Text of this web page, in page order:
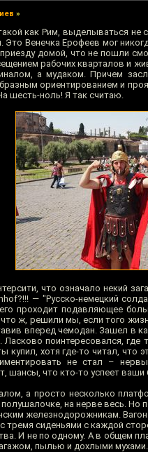
»
как Рим, выделываться
Это Венечка Ерофеев мог
домой, что не пошли
рабочих кварталов и
а мудаком. Причем
ориентированием и
шесть-ноль! Я так считаю.
что означало некий
— "Русско-немецкий
проходит подавляющее
ж, решили мы, если того
вперед чемодан. Зашел в
Ласково поинтересовался,
купил, хотя где-то читал, что
не стал –
шансы, что кто-то успеет
а просто несколько
на нерве весь.
железнодорожникам.
тремя сиденьями с каждой
И не по одному. А в общем
пылью и дохлыми